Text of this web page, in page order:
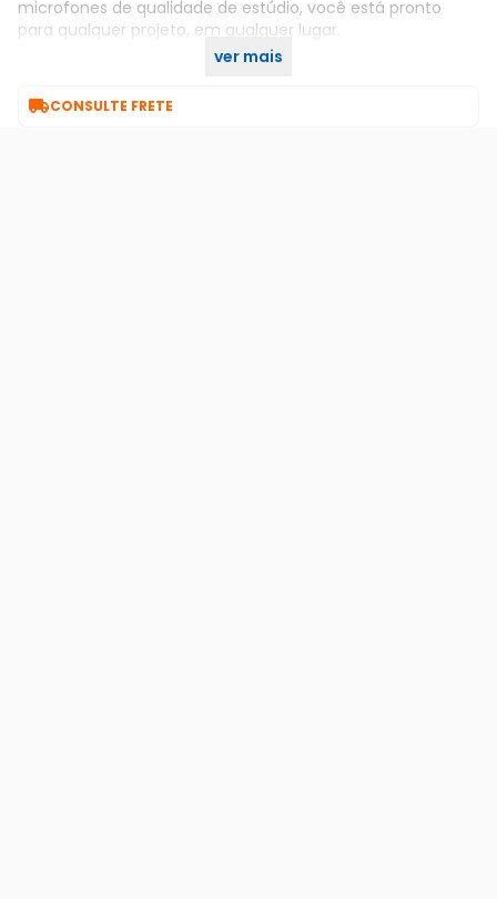
microfones de qualidade de estúdio, você está pronto
para qualquer projeto, em qualquer lugar.
ver mais
CONSULTE FRETE